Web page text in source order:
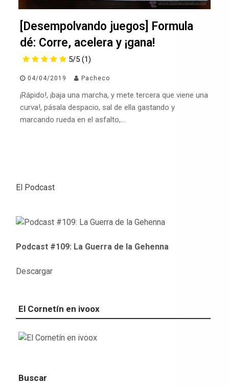
[Desempolvando juegos] Formula
dé: Corre, acelera y ¡gana!
5/5 (1)
04/04/2019 Pacheco
¡Rápido!, ¡baja una marcha, y mete tercera que viene una
curva!, pásala despacio, sal de ella gastando y
marcando rueda en el asfalto,…
El Podcast
Podcast #109: La Guerra de la Gehenna
Descargar
El Cornetín en ivoox
Buscar